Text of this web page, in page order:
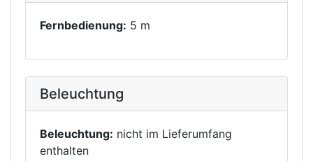
Fernbedienung: 5 m
Beleuchtung
Beleuchtung: nicht im Lieferumfang
enthalten